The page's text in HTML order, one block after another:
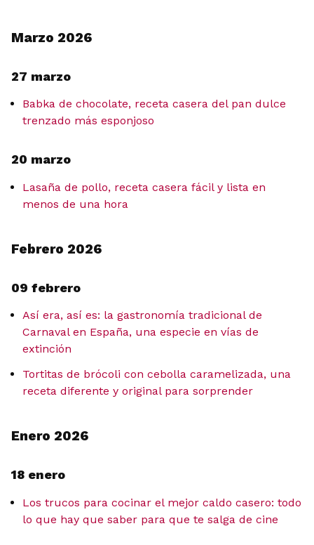
Marzo 2026
27 marzo
Babka de chocolate, receta casera del pan dulce
trenzado más esponjoso
20 marzo
Lasaña de pollo, receta casera fácil y lista en
menos de una hora
Febrero 2026
09 febrero
Así era, así es: la gastronomía tradicional de
Carnaval en España, una especie en vías de
extinción
Tortitas de brócoli con cebolla caramelizada, una
receta diferente y original para sorprender
Enero 2026
18 enero
Los trucos para cocinar el mejor caldo casero: todo
lo que hay que saber para que te salga de cine